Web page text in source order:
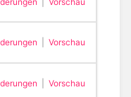
Vorschau
Vorschau